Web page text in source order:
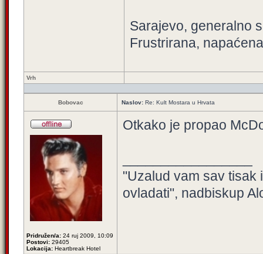
Sarajevo, generalno
Frustrirana,
Vrh
Bobovac Naslov: Re: Kult Mostara u Hrvata
Pridružen/a: 24 ruj 2009, 10:09
Postovi: 29405
Lokacija: Heartbreak Hotel
Otkako je propao
"Uzalud vam sav tisak
ovladati", nadbiskup